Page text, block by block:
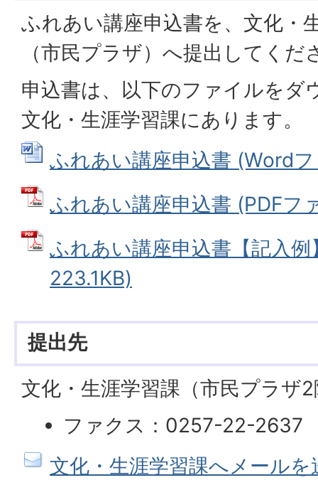
ふれあい講座申込書を、文化・
（市民プラザ）へ提出してくだ
申込書は、以下のファイルをダ
文化・生涯学習課にあります。
ふれあい講座申込書 (Word
ふれあい講座申込書 (PDFフ
ふれあい講座申込書【記入
223.1KB)
提出先
文化・生涯学習課（市民プラザ
ファクス：0257-22-2637
文化・生涯学習課へメールを